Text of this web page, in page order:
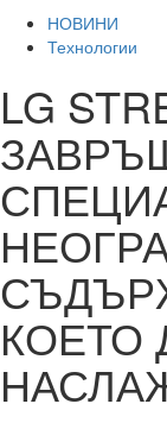
НОВИНИ
Технологии
LG
КОЕТО